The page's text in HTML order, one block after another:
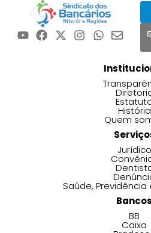
História
Quem
Jurídico
Saúde, Previdência
Bancos
BB
Caixa